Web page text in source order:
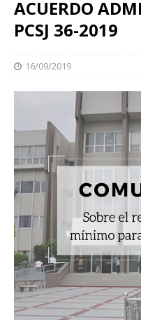
ACUERDO
PCSJ 36-2019
16/09/2019